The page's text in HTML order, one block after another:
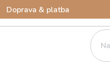
Doprava & platba